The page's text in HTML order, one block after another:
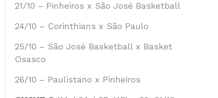
21/10 – Pinheiros x São José Basketball
24/10 – Corinthians x São Paulo
25/10 – São José Basketball x Basket
Osasco
26/10 – Paulistano x Pinheiros